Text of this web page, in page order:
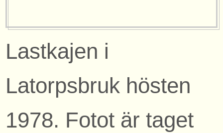
Lastkajen i
Latorpsbruk hösten
1978. Fotot är taget